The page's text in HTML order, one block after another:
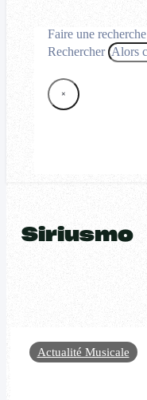
Faire une recherche
Rechercher
×
Siriusmo
Actualité Musicale